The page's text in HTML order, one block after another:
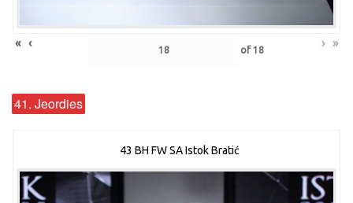
« ‹ of 18 › »
41. Jeordies
43 BH FW SA Istok Bratić